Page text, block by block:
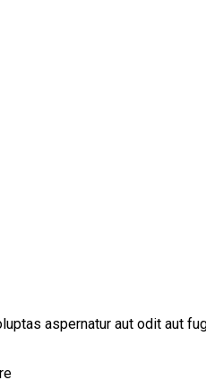
aspernatur aut odit aut